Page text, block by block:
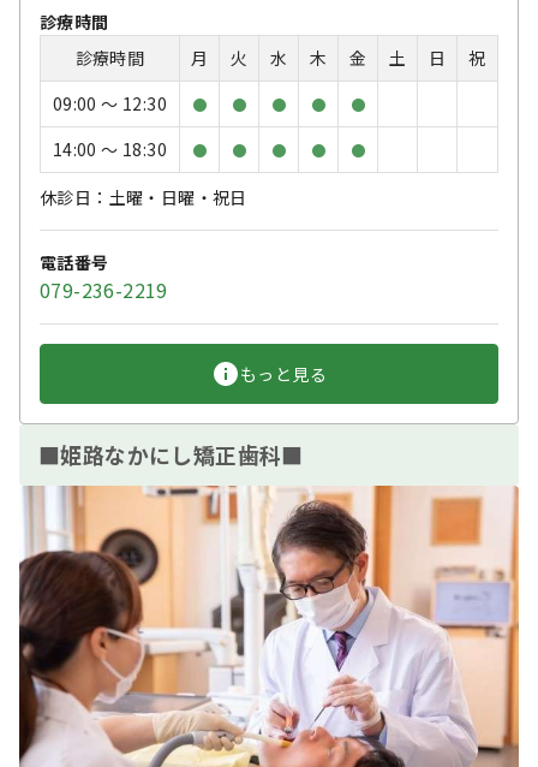
診療時間
診療時間
月 火 水 木 金 土 日
祝
09:00 〜 12:30
● ● ● ● ●
14:00 〜 18:30 ● ● ● ● ●
休診日：土曜・日曜・祝日
電話番号
079-236-2219
もっと見る
■姫路なかにし矯正歯科■